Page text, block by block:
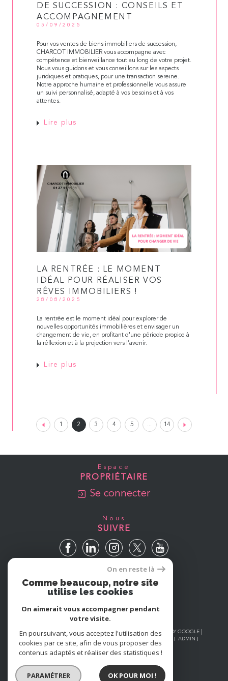
DE SUCCESSION : CONSEILS ET
ACCOMPAGNEMENT
05/09/2025
Pour vos ventes de biens immobiliers de succession,
CHARCOT IMMOBILIER vous accompagne avec
compétence et bienveillance tout au long de votre projet.
Nous vous guidons et vous conseillons sur les aspects
juridiques et pratiques, pour une transaction sereine.
Notre approche humaine et professionnelle vous assure
un suivi personnalisé, adapté à vos besoins et à vos
attentes.
Lire plus
LA RENTRÉE : LE MOMENT
IDÉAL POUR RÉALISER VOS
RÊVES IMMOBILIERS !
28/08/2025
La rentrée est le moment idéal pour explorer de
nouvelles opportunités immobilières et envisager un
changement de vie, en profitant d'une période propice à
la réflexion et à la projection vers l’avenir.
Lire plus
1 2 3 4 5 ... 14
Espace
PROPRIÉTAIRE
Se connecter
Nous
SUIVRE
GOOGLE
© 2026 | TOUS DROITS RÉSERVÉS | TRADUCTION POWERED BY GOOGLE |
PLAN DU SITE
ADMIN
NOS LIENS
POLITIQUE RGPD COOKIES
On en reste là
Comme beaucoup, notre site
utilise les cookies
On aimerait vous accompagner pendant
votre visite.
En poursuivant, vous acceptez l'utilisation des
cookies par ce site, afin de vous proposer des
contenus adaptés et réaliser des statistiques !
PARAMÉTRER OK POUR MOI !